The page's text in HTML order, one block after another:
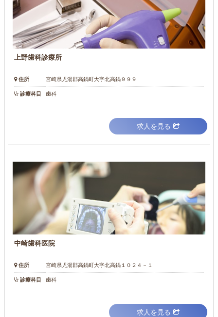
上野歯科診療所
住所 宮崎県児湯郡高鍋町大字北高鍋９９９
診療科目 歯科
求人を見る
中崎歯科医院
住所 宮崎県児湯郡高鍋町大字北高鍋１０２４－１
診療科目 歯科
求人を見る